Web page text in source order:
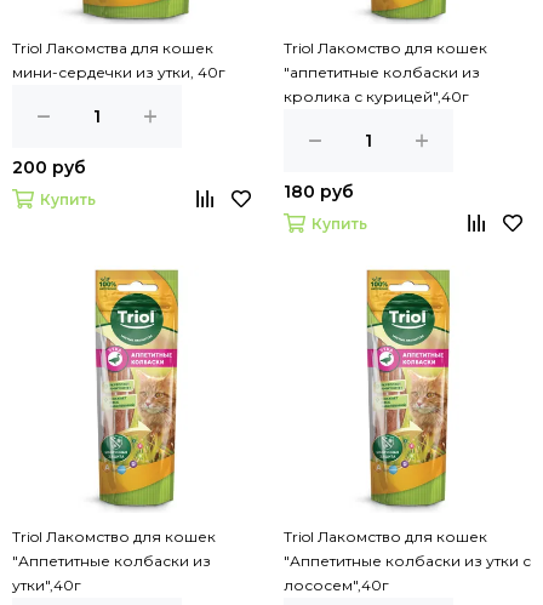
Triol Лакомства для кошек
мини-сердечки из утки, 40г
200 руб
Купить
Triol Лакомство для кошек
"аппетитные колбаски из
кролика с курицей",40г
180 руб
Купить
Triol Лакомство для кошек
"Аппетитные колбаски из
утки",40г
Triol Лакомство для кошек
"Аппетитные колбаски из утки с
лососем",40г